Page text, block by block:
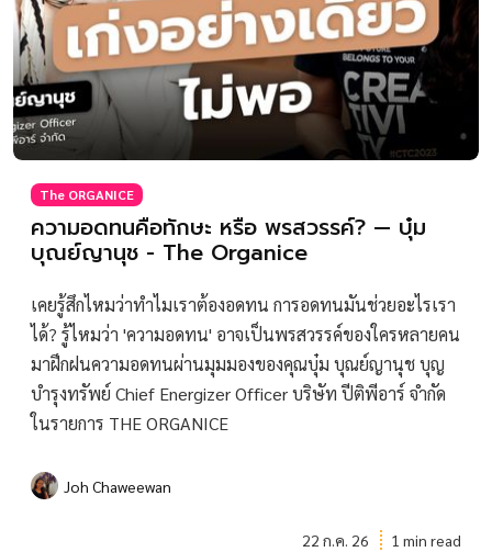
The ORGANICE
ความอดทนคือทักษะ หรือ พรสวรรค์? — บุ๋ม
บุณย์ญานุช - The Organice
เคยรู้สึกไหมว่าทำไมเราต้องอดทน การอดทนมันช่วยอะไรเรา
ได้? รู้ไหมว่า 'ความอดทน' อาจเป็นพรสวรรค์ของใครหลายคน
มาฝึกฝนความอดทนผ่านมุมมองของคุณบุ๋ม บุณย์ญานุช บุญ
บํารุงทรัพย์ Chief Energizer Officer บริษัท ปีติพีอาร์ จำกัด
ในรายการ THE ORGANICE
Joh Chaweewan
22 ก.ค. 26 1 min read